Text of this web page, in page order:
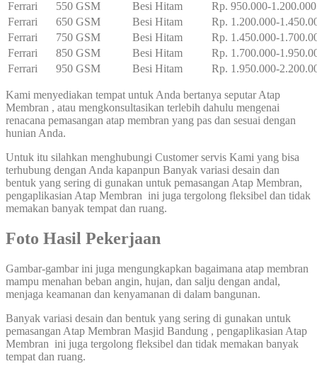
Ferrari
550 GSM Besi Hitam
Rp. 950.000-1.200.000
Ferrari
650 GSM Besi Hitam
Rp. 1.200.000-
Ferrari
750 GSM Besi Hitam
Rp. 1.450.000-
Ferrari
850 GSM Besi Hitam
Rp. 1.700.000-
Ferrari
950 GSM Besi Hitam Rp. 1.950.000-
Kami menyediakan tempat untuk Anda bertanya seputar Atap
Membran , atau mengkonsultasikan terlebih dahulu mengenai
renacana pemasangan atap membran yang pas dan sesuai dengan
hunian Anda.
Untuk itu silahkan menghubungi Customer servis Kami yang bisa
terhubung dengan Anda kapanpun Banyak variasi desain dan
bentuk yang sering di gunakan untuk pemasangan Atap Membran,
pengaplikasian Atap Membran ini juga tergolong fleksibel dan tidak
memakan banyak tempat dan ruang.
Foto Hasil Pekerjaan
Gambar-gambar ini juga mengungkapkan bagaimana atap membran
mampu menahan beban angin, hujan, dan salju dengan andal,
menjaga keamanan dan kenyamanan di dalam bangunan.
Banyak variasi desain dan bentuk yang sering di gunakan untuk
pemasangan Atap Membran Masjid Bandung , pengaplikasian Atap
Membran ini juga tergolong fleksibel dan tidak memakan banyak
tempat dan ruang.